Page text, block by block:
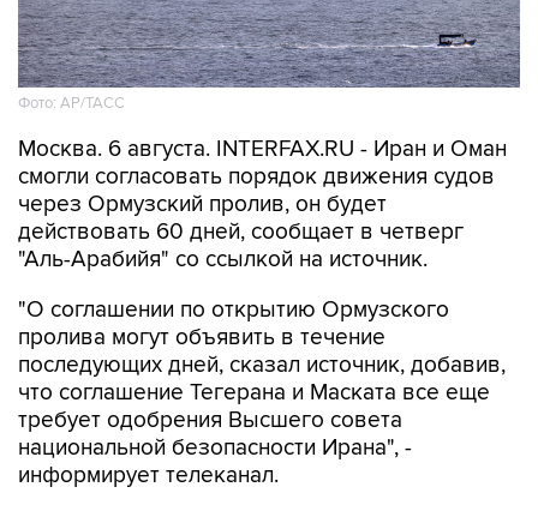
Фото: AP/ТАСС
Москва. 6 августа. INTERFAX.RU - Иран и Оман
смогли согласовать порядок движения судов
через Ормузский пролив, он будет
действовать 60 дней, сообщает в четверг
"Аль-Арабийя" со ссылкой на источник.
"О соглашении по открытию Ормузского
пролива могут объявить в течение
последующих дней, сказал источник, добавив,
что соглашение Тегерана и Маската все еще
требует одобрения Высшего совета
национальной безопасности Ирана", -
информирует телеканал.